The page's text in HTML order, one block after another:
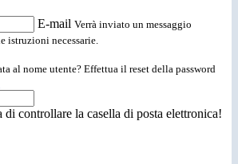
E-mail Verrà inviato un messaggio
istruzioni necessarie.
al nome utente? Effettua il reset della password
controllare la casella di posta elettronica!